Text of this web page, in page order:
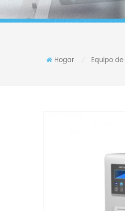
Hogar Equipo